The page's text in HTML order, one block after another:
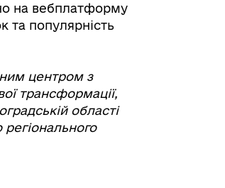
на вебплатформу
та популярність
центром з
трансформації,
області